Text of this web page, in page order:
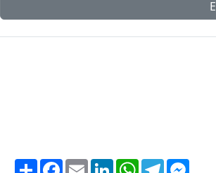
ShareFacebook
EmailLinkedInWhatsApp
Telegram